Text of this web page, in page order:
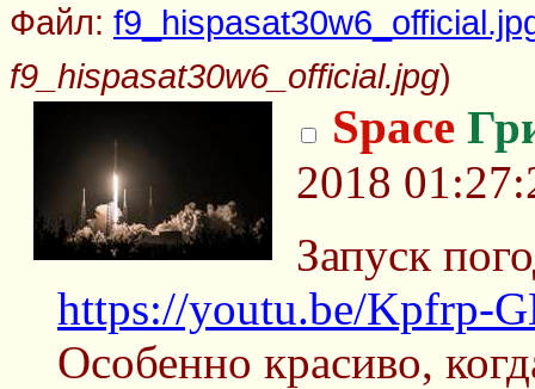
Файл:
f9_hispasat30w6_official.jpg)
Space
2018
Запуск
https://youtu.be/Kpfrp-
Особенно красиво,